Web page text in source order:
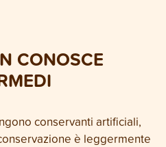
CONOSCE
conservanti artificiali,
è leggermente